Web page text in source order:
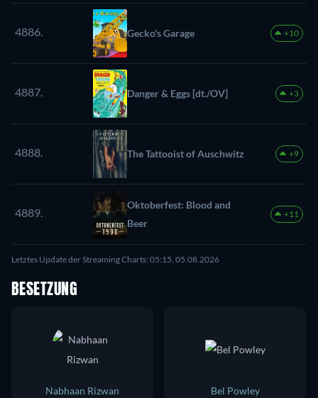
4886. Gecko's Garage +10
4887. Danger & Eggs [dt./OV] +3
4888. The Tattooist of Auschwitz +9
4889.
Oktoberfest: Blood and
Beer
+11
Letztes Update der Streaming Charts: 05:15, 05.08.2026
BESETZUNG
Nabhaan Rizwan
Bel Powley